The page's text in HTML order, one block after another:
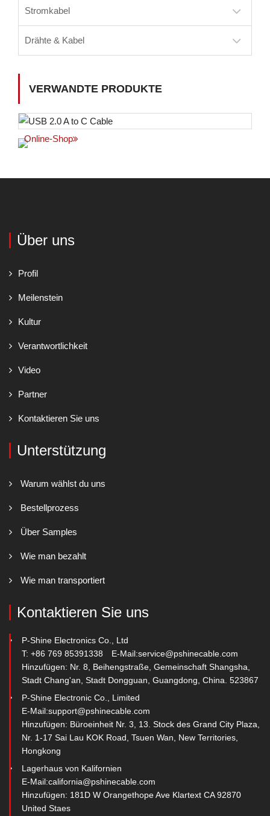
Stromkabel
Drähte & Kabel
VERWANDTE PRODUKTE
Online-Shop
Über uns
Profil
Meilenstein
Kultur
Verantwortlichkeit
Video
Partner
Kontaktieren Sie uns
Unterstützung
Warum wählst du uns
Bestellprozess
Über Samples
Wie man bezahlt
Wie man transportiert
Kontaktieren Sie uns
P-Shine Electronics Co., Ltd
T: +86 769 85391338
E-Mail:service@pshinecable.com
Hinzufügen: Nr. 8, Beihengstraße, Gemeinschaft Shangsha,
Stadt Chang'an, Stadt Dongguan, Guangdong, China. 523867
P-Shine Electronic Co., Limited
E-Mail:support@pshinecable.com
Hinzufügen: Büroeinheit Nr. 3, 13. Stock des Grand City Plaza,
Nr. 1-17 Sai Lau KOK Road, Tsuen Wan, New Territories,
Hongkong
Lagerhaus von Kalifornien
E-Mail:california@pshinecable.com
Hinzufügen: 181D W Orangethope Ave Klartext CA 92870
United Staes